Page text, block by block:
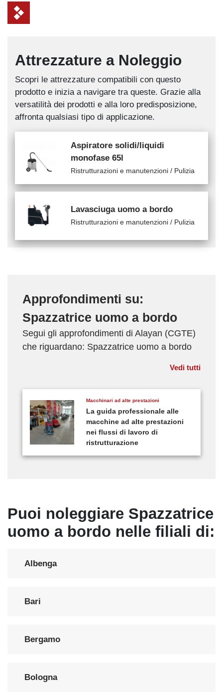
Attrezzature a Noleggio
Scopri le attrezzature compatibili con questo
prodotto e inizia a navigare tra queste. Grazie alla
versatilità dei prodotti e alla loro predisposizione,
affronta qualsiasi tipo di applicazione.
Aspiratore solidi/liquidi
monofase 65l
Ristrutturazioni e manutenzioni / Pulizia
Lavasciuga uomo a bordo
Ristrutturazioni e manutenzioni / Pulizia
Approfondimenti su:
Spazzatrice uomo a bordo
Vedi tutti
Segui gli approfondimenti di Alayan (CGTE)
che riguardano: Spazzatrice uomo a bordo
Macchinari ad alte prestazioni
La guida professionale alle
macchine ad alte prestazioni
nei flussi di lavoro di
ristrutturazione
Puoi noleggiare Spazzatrice
uomo a bordo nelle filiali di:
Albenga
Bari
Bergamo
Bologna